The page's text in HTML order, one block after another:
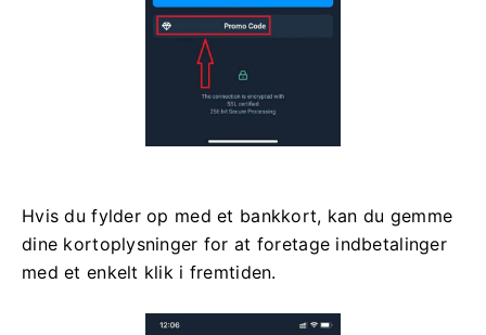
Hvis du fylder op med et bankkort, kan du gemme
dine kortoplysninger for at foretage indbetalinger
med et enkelt klik i fremtiden.